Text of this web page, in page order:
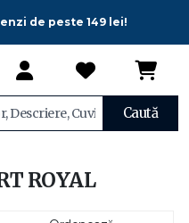
de peste 149 lei!
Caută
ROYAL